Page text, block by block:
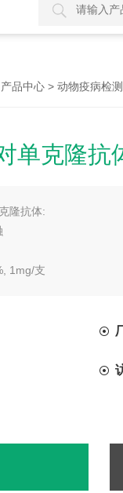
产品中心 > 动物疫病检测
单克隆抗
隆抗体:
1mg/支